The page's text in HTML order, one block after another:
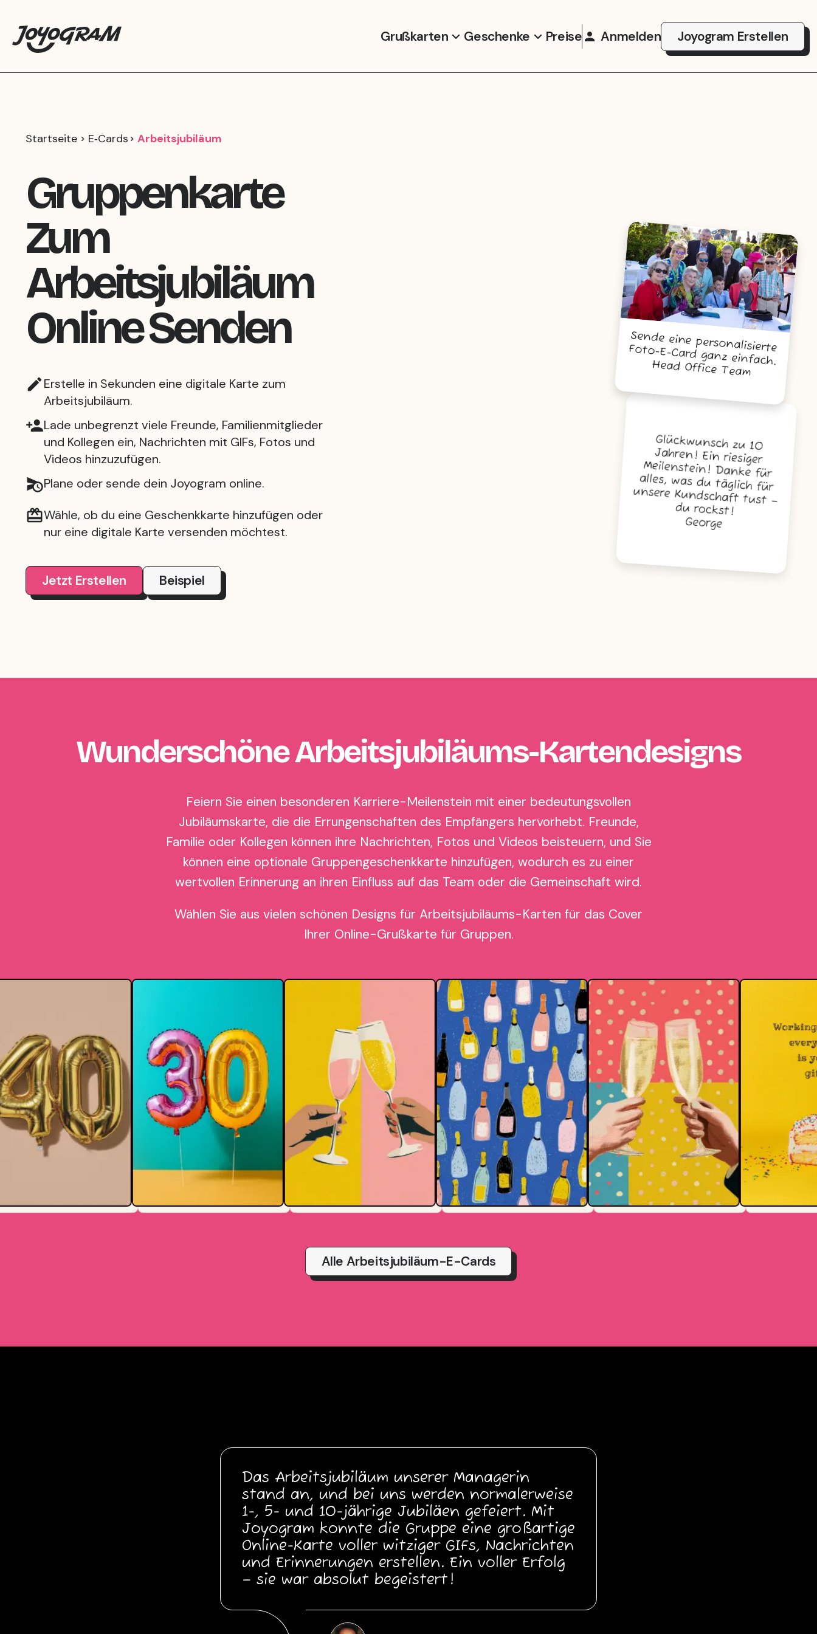
Grußkarten Geschenke Preise Anmelden Joyogram Erstellen
Startseite E‑Cards Arbeitsjubiläum
Gruppenkarte
Zum
Arbeitsjubiläum
Online Senden
Erstelle in Sekunden eine digitale Karte zum
Arbeitsjubiläum.
Lade unbegrenzt viele Freunde, Familienmitglieder
und Kollegen ein, Nachrichten mit GIFs, Fotos und
Videos hinzuzufügen.
Plane oder sende dein Joyogram online.
Wähle, ob du eine Geschenkkarte hinzufügen oder
nur eine digitale Karte versenden möchtest.
Jetzt Erstellen Beispiel
Sende eine personalisierte Foto-E-Card ganz einfach.
Head Office Team
Glückwunsch zu 10
Jahren! Ein riesiger
Meilenstein! Danke für
alles, was du täglich für
unsere Kundschaft tust –
du rockst!
George
Wunderschöne Arbeitsjubiläums-Kartendesigns
Feiern Sie einen besonderen Karriere-Meilenstein mit einer bedeutungsvollen
Jubiläumskarte, die die Errungenschaften des Empfängers hervorhebt. Freunde,
Familie oder Kollegen können ihre Nachrichten, Fotos und Videos beisteuern, und Sie
können eine optionale Gruppengeschenkkarte hinzufügen, wodurch es zu einer
wertvollen Erinnerung an ihren Einfluss auf das Team oder die Gemeinschaft wird.
Wählen Sie aus vielen schönen Designs für Arbeitsjubiläums-Karten für das Cover
Ihrer Online-Grußkarte für Gruppen.
Alle Arbeitsjubiläum-E-Cards
Das Arbeitsjubiläum unserer Managerin
stand an, und bei uns werden normalerweise
1-, 5- und 10-jährige Jubiläen gefeiert. Mit
Joyogram konnte die Gruppe eine großartige
Online-Karte voller witziger GIFs, Nachrichten
und Erinnerungen erstellen. Ein voller Erfolg
– sie war absolut begeistert!